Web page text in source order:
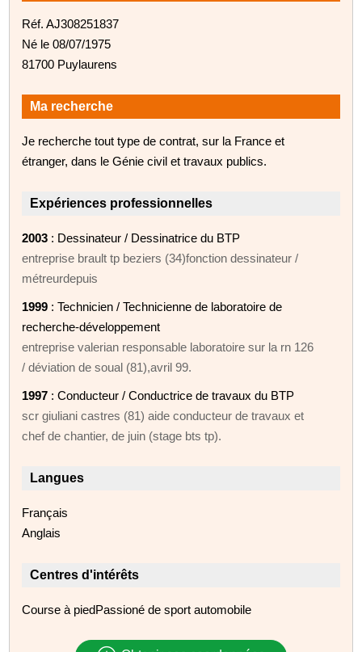
Réf. AJ308251837
Né le 08/07/1975
81700 Puylaurens
Ma recherche
Je recherche tout type de contrat, sur la France et
étranger, dans le Génie civil et travaux publics.
Expériences professionnelles
2003 : Dessinateur / Dessinatrice du BTP
entreprise brault tp beziers (34)fonction dessinateur /
métreurdepuis
1999 : Technicien / Technicienne de laboratoire de
recherche-développement
entreprise valerian responsable laboratoire sur la rn 126
/ déviation de soual (81),avril 99.
1997 : Conducteur / Conductrice de travaux du BTP
scr giuliani castres (81) aide conducteur de travaux et
chef de chantier, de juin (stage bts tp).
Langues
Français
Anglais
Centres d'intérêts
Course à piedPassioné de sport automobile